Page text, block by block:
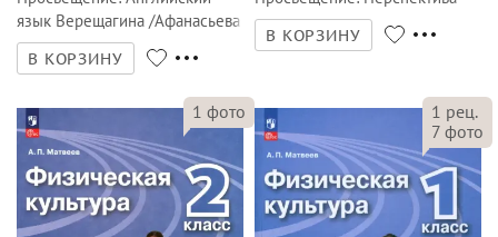
язык Верещагина /Афанасьева
В КОРЗИНУ
В КОРЗИНУ
1 фото 1 рец.
7 фото